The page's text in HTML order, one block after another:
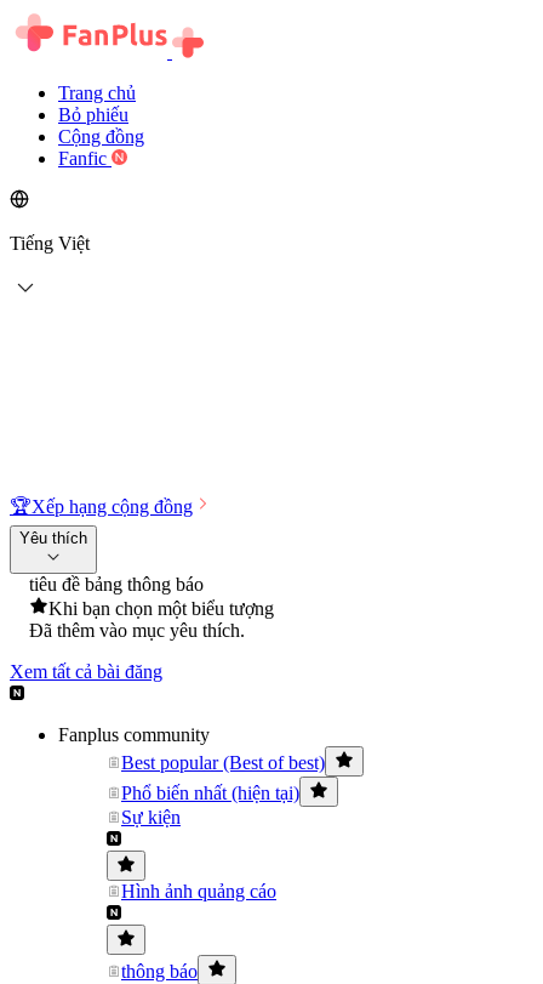
Trang chủ
Bỏ phiếu
Cộng đồng
Fanfic
Tiếng Việt
🏆Xếp hạng cộng đồng
Yêu thích
tiêu đề bảng thông báo
Khi bạn chọn một biểu tượng
Đã thêm vào mục yêu thích.
Xem tất cả bài đăng
Fanplus community
Best popular (Best of best)
Phổ biến nhất (hiện tại)
Sự kiện
Hình ảnh quảng cáo
thông báo